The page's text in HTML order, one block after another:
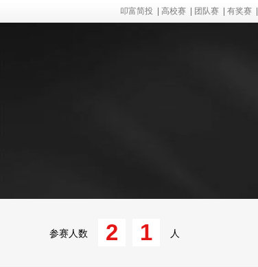
叩富简投 高校赛 团队赛 有奖赛
参赛人数 2 1 人